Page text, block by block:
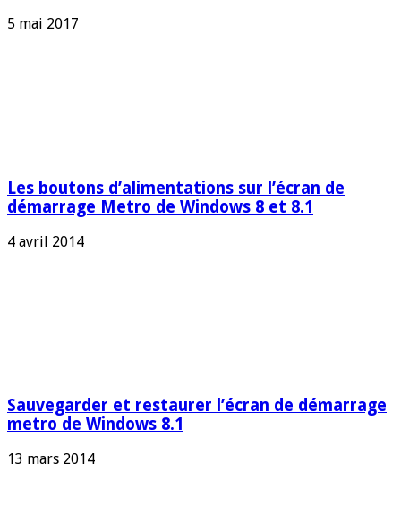
5 mai 2017
Les boutons d’alimentations sur l’écran de
démarrage Metro de Windows 8 et 8.1
4 avril 2014
Sauvegarder et restaurer l’écran de démarrage
metro de Windows 8.1
13 mars 2014